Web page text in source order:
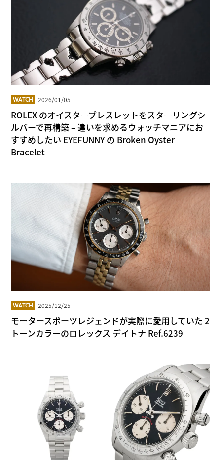
WATCH 2026/01/05
ROLEX のオイスターブレスレットをスターリングシ
ルバーで再構築 – 違いを求めるウォッチマニアにお
すすめしたい EYEFUNNY の Broken Oyster
Bracelet
WATCH 2025/12/25
モータースポーツレジェンドが実際に愛用していた 2
トーンカラーのロレックス デイトナ Ref.6239